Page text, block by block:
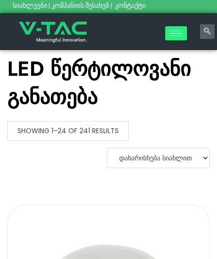
სიახლეები | კომპანიის შესახებ | კონტაქტი
LED წერტილოვანი
განათება
SHOWING 1–24 OF 241 RESULTS